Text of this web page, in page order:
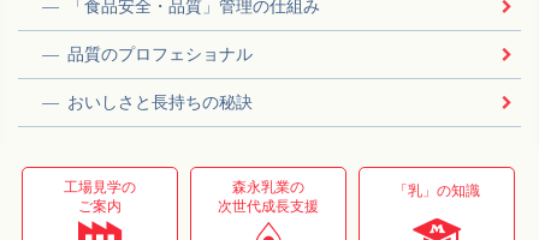
「食品安全・品質」管理の仕組み
品質のプロフェショナル
おいしさと長持ちの秘訣
工場見学の
ご案内
森永乳業の
次世代成長支援
「乳」の知識